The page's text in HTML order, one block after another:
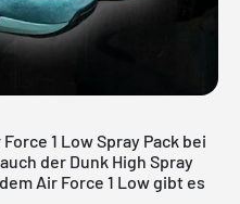
1 Low Spray Pack bei
der Dunk High Spray
Air Force 1 Low gibt es